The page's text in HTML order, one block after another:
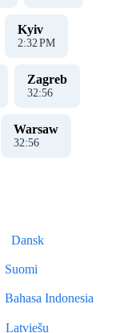
Kyiv
2:32PM
Zagreb
32:56
Warsaw
32:56
Dansk
Suomi
Bahasa Indonesia
Latviešu